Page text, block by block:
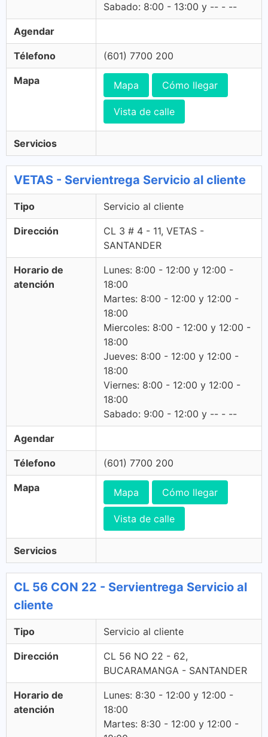
Sabado: 8:00 - 13:00 y -- - --
Agendar
Télefono (601) 7700 200
Mapa Mapa Cómo llegar
Vista de calle
Servicios
VETAS - Servientrega Servicio al cliente
Tipo Servicio al cliente
Dirección
CL 3 # 4 - 11, VETAS -
SANTANDER
Horario de
atención
Lunes: 8:00 - 12:00 y 12:00 -
18:00
Martes: 8:00 - 12:00 y 12:00 -
18:00
Miercoles: 8:00 - 12:00 y 12:00 -
18:00
Jueves: 8:00 - 12:00 y 12:00 -
18:00
Viernes: 8:00 - 12:00 y 12:00 -
18:00
Sabado: 9:00 - 12:00 y -- - --
Agendar
Télefono (601) 7700 200
Mapa Mapa Cómo llegar
Vista de calle
Servicios
CL 56 CON 22 - Servientrega Servicio al
cliente
Tipo Servicio al cliente
Dirección
CL 56 NO 22 - 62,
BUCARAMANGA - SANTANDER
Horario de
atención
Lunes: 8:30 - 12:00 y 12:00 -
18:00
Martes: 8:30 - 12:00 y 12:00 -